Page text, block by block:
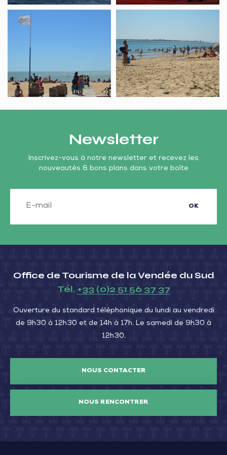
Plage
Chardons
Newsletter
Inscrivez-vous à notre newsletter et recevez les
nouveautés & bons plans dans votre boîte
OK
Office de Tourisme de la Vendée du Sud
Tél. +33 (0)2 51 56 37 37
Ouverture du standard téléphonique du lundi au vendredi
de 9h30 à 12h30 et de 14h à 17h. Le samedi de 9h30 à
12h30.
NOUS CONTACTER
NOUS RENCONTRER